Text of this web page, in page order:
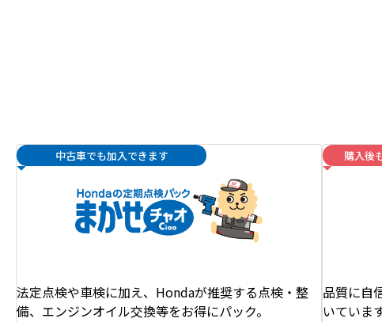
中古車でも加入できます
法定点検や車検に加え、Hondaが推奨する点検・整
備、エンジンオイル交換等をお得にパック。
購入後
品質に自
いています